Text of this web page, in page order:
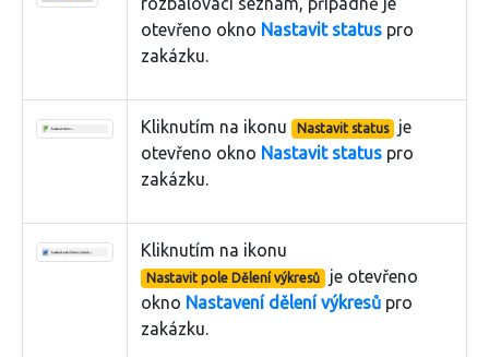
otevřeno okno Nastavit status pro
zakázku.
Kliknutím na ikonu Nastavit status
je
otevřeno okno Nastavit status pro
zakázku.
Kliknutím na ikonu
Nastavit pole Dělení výkresů
je otevřeno
okno Nastavení dělení výkresů pro
zakázku.